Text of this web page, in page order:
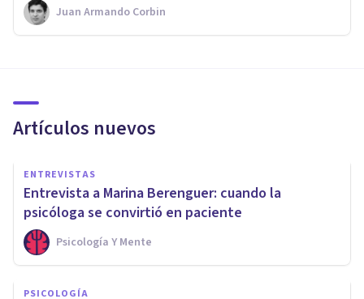
Juan Armando Corbin
Artículos nuevos
ENTREVISTAS
Entrevista a Marina Berenguer: cuando la
psicóloga se convirtió en paciente
Psicología Y Mente
PSICOLOGÍA